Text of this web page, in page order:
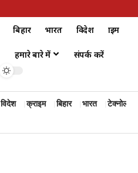
बिहार भारत विदेश क्राइम
हमारे बारे में संपर्क करें
विदेश क्राइम बिहार भारत टेक्नोलॉजी